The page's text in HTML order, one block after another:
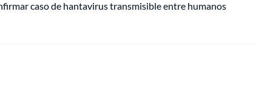
caso de hantavirus transmisible entre humanos